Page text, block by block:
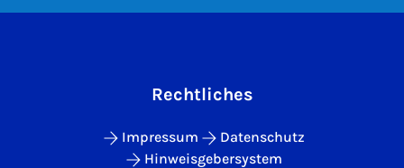
Rechtliches
Impressum
Datenschutz
Hinweisgebersystem